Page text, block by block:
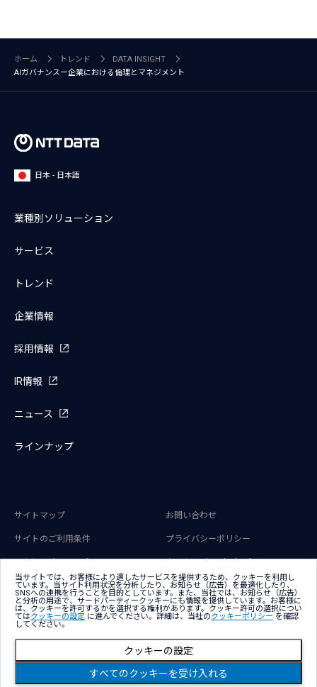
ホーム トレンド
DATA INSIGHT
AIガバナンスー企業における倫理とマネジメント
日本 - 日本語
業種別ソリューション
サービス
トレンド
企業情報
採用情報
IR情報
ニュース
ラインナップ
サイトマップ お問い合わせ
サイトのご利用条件 プライバシーポリシー
アクセシビリティポリシー クッキー（Cookie）ポリシー
クッキー（Cookie）プリファレンス
Copyright © NTT DATA Japan Corporation
当サイトでは、お客様により適したサービスを提供するため、クッキーを利用し
ています。当サイト利用状況を分析したり、お知らせ（広告）を最適化したり、
SNSへの連携を行うことを目的としています。また、当社では、お知らせ（広告）
と分析の用途で、サードパーティークッキーにも情報を提供しています。お客様に
は、クッキーを許可するかを選択する権利があります。クッキー許可の選択につい
てはクッキーの設定 に進んでください。詳細は、当社のクッキーポリシー を確認
してください。
すべてのクッキーを受け入れる
クッキーの設定